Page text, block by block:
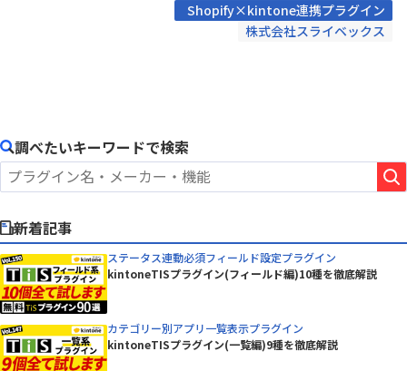
Shopify×kintone連携プラグイン
株式会社スライベックス
調べたいキーワードで検索
新着記事
ステータス連動必須フィールド設定プラグイン
kintoneTISプラグイン(フィールド編)10種を徹底解説
カテゴリー別アプリ一覧表示プラグイン
kintoneTISプラグイン(一覧編)9種を徹底解説